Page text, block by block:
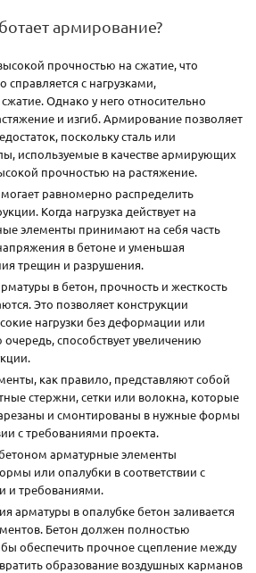
армирование?
прочностью на сжатие, что
справляется с нагрузками,
Однако у него относительно
и изгиб. Армирование позволяет
поскольку сталь или
используемые в качестве армирующих
прочностью на растяжение.
равномерно распределить
Когда нагрузка действует на
элементы принимают на себя часть
в бетоне и уменьшая
трещин и разрушения.
в бетон, прочность и жесткость
Это позволяет конструкции
нагрузки без деформации или
способствует увеличению
как правило, представляют собой
стержни, сетки или волокна, которые
и смонтированы в нужные формы
с требованиями проекта.
арматурные элементы
или опалубки в соответствии с
и требованиями.
арматуры в опалубке бетон заливается
Бетон должен полностью
обеспечить прочное сцепление между
образование воздушных карманов